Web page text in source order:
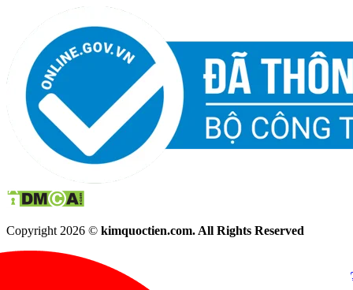
Copyright 2026 © kimquoctien.com. All Rights Reserved
(8h00 - 21h30)
(8h00 -